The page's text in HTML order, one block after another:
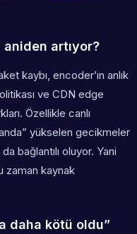
artıyor?
kaybı, encoder’ın anlık
ve CDN edge
Özellikle canlı
yükselen gecikmeler
bağlantılı oluyor. Yani
zaman kaynak
daha kötü oldu”